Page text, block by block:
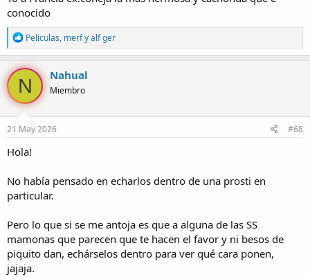
conocido
R
e
a
c
i
o
n
e
s
Peliculas, merfyalf ger
N Nahual
Miembro
21 May 2026 #68
Hola!
No había pensado en echarlos dentro de una prosti en
particular.
Pero lo que si se me antoja es que a alguna de las SS
mamonas que parecen que te hacen el favor y ni besos de
piquito dan, echárselos dentro para ver qué cara ponen,
jajaja.